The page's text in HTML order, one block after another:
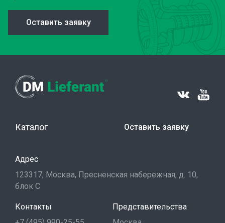
Оставить заявку
Каталог Оставить заявку
Адрес
123317, Москва, Пресненская набережная, д. 10,
блок С
Контакты
Представительства